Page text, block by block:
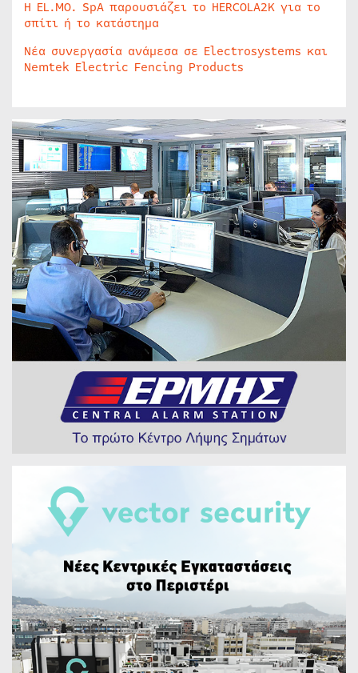
Η EL.MO. SpA παρουσιάζει το HERCOLA2K για το
σπίτι ή το κατάστημα
Νέα συνεργασία ανάμεσα σε Electrosystems και
Nemtek Electric Fencing Products